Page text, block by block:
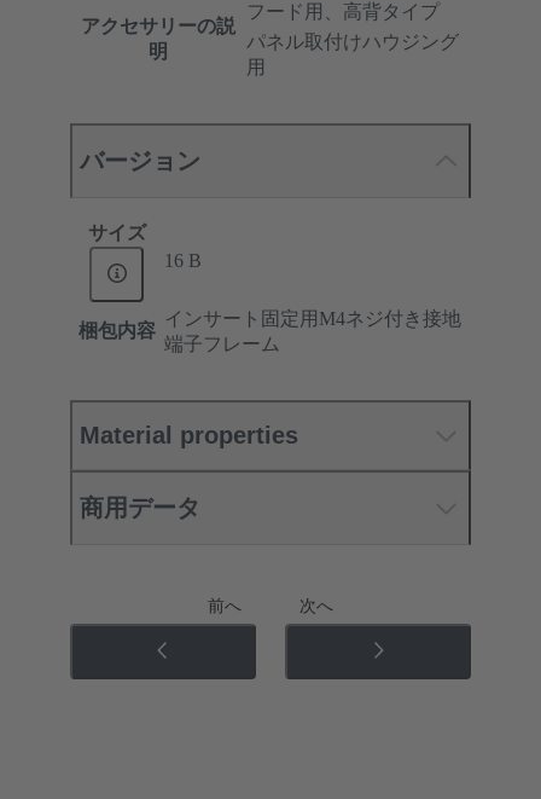
アクセサリーの説
明
フード用、高背タイプ
パネル取付けハウジング
用
バージョン
サイズ
16 B
梱包内容
インサート固定用M4ネジ付き接地
端子フレーム
Material properties
商用データ
前へ 次へ